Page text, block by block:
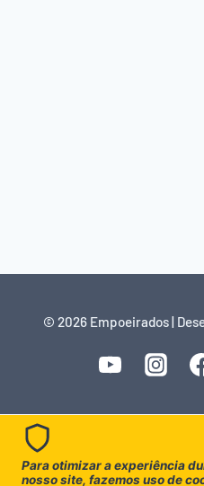
© 2026 Empoeirados |
Para otimizar a experiência
nosso site, fazemos uso de